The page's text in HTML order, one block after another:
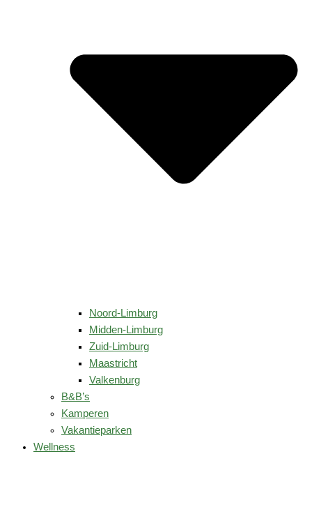
Noord-Limburg
Midden-Limburg
Zuid-Limburg
Maastricht
Valkenburg
B&B’s
Kamperen
Vakantieparken
Wellness